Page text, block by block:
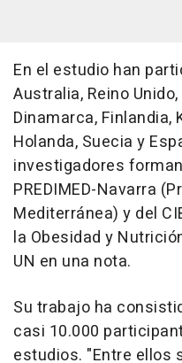
En el estudio han
Australia, Reino Unido,
Dinamarca, Finlandia,
Holanda, Suecia y
investigadores
PREDIMED-Navarra
Mediterránea) y del
la Obesidad y
UN en una nota.
Su trabajo ha
casi 10.000
estudios. "Entre ellos